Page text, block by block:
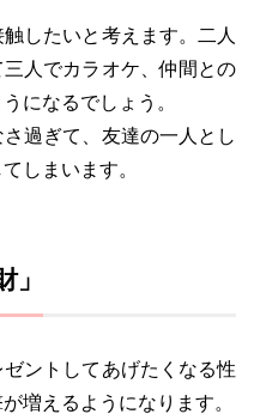
したいと考えます。二人
人でカラオケ、仲間との
になるでしょう。
過ぎて、友達の一人とし
しまいます。
」
ントしてあげたくなる性
増えるようになります。